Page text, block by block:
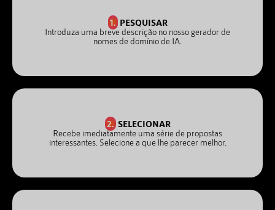
1. PESQUISAR
Introduza uma breve descrição no nosso gerador de
nomes de domínio de IA.
2. SELECIONAR
Recebe imediatamente uma série de propostas
interessantes. Selecione a que lhe parecer melhor.